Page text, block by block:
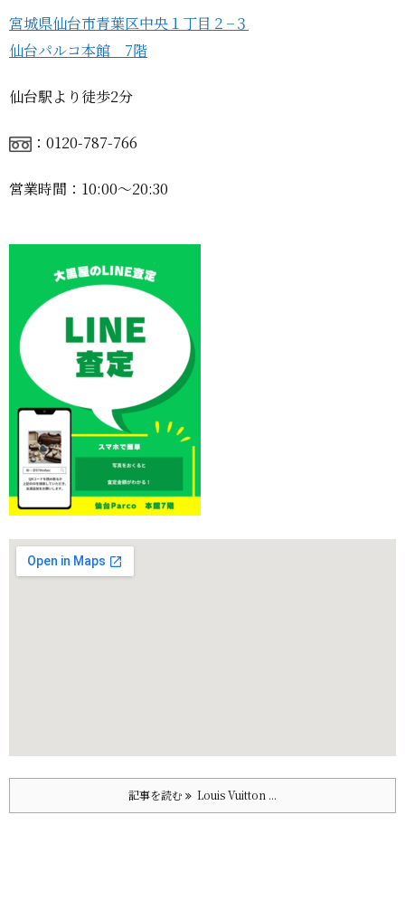
宮城県仙台市青葉区中央１丁目２−３
仙台パルコ本館 7階
仙台駅より徒歩2分
：0120-787-766
営業時間：10:00〜20:30
記事を読む Louis Vuitton ...